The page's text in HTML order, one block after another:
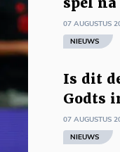
07 AUGUSTUS
NIEUWS
Is dit
Godts
07 AUGUSTUS
NIEUWS